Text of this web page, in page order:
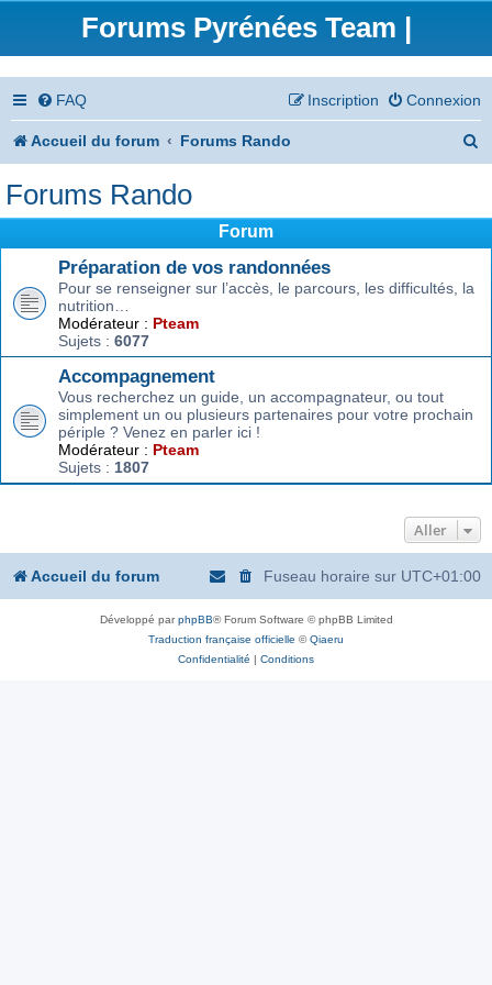
Forums Pyrénées Team |
FAQ Connexion
Inscription
Accueil du forum Forums Rando
Forums Rando
Forum
Préparation de vos randonnées
Pour se renseigner sur l’accès, le parcours, les difficultés, la
nutrition…
Modérateur : Pteam
Sujets : 6077
Accompagnement
Vous recherchez un guide, un accompagnateur, ou tout
simplement un ou plusieurs partenaires pour votre prochain
périple ? Venez en parler ici !
Modérateur : Pteam
Sujets : 1807
Aller
Accueil du forum Fuseau horaire sur UTC+01:00
Développé parphpBB® Forum Software © phpBB Limited
Traduction française officielle ©Qiaeru
Confidentialité | Conditions